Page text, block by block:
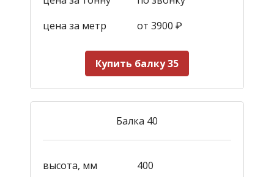
цена за метр
от 3900 ₽
Купить балку 35
Балка 40
высота, мм 400